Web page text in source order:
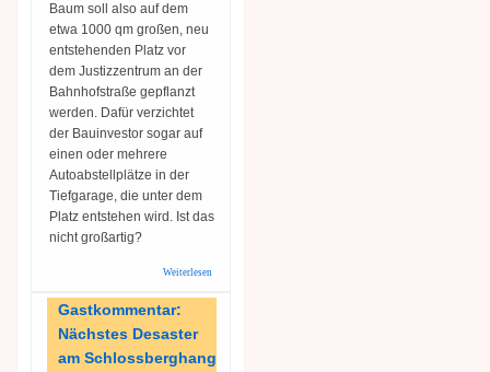
Baum soll also auf dem
etwa 1000 qm großen, neu
entstehenden Platz vor
dem Justizzentrum an der
Bahnhofstraße gepflanzt
werden. Dafür verzichtet
der Bauinvestor sogar auf
einen oder mehrere
Autoabstellplätze in der
Tiefgarage, die unter dem
Platz entstehen wird. Ist das
nicht großartig?
Weiterlesen
Gastkommentar:
Nächstes Desaster
am Schlossberghang